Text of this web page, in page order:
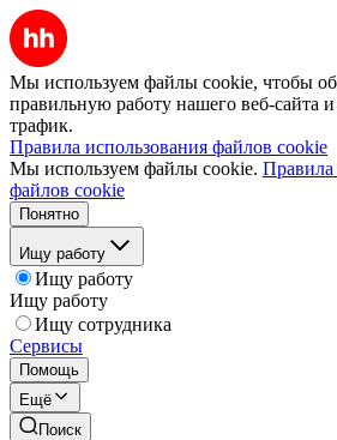
Мы используем файлы cookie, чтобы
правильную работу нашего веб-сайта и
трафик.
Правила использования файлов cookie
Мы используем файлы cookie. Правила
файлов cookie
Понятно
Ищу работу
Ищу работу
Ищу работу
Ищу сотрудника
Сервисы
Помощь
Ещё
Поиск